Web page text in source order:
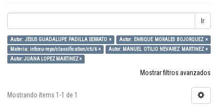
Ir
Autor: JESUS GUADALUPE PADILLA SERRATO ×
Autor: ENRIQUE MORALES BOJORQUEZ ×
Materia: info:eu-repo/classification/cti/6 ×
Autor: MANUEL OTILIO NEVAREZ MARTINEZ ×
Autor: JUANA LOPEZ MARTINEZ ×
Mostrar filtros avanzados
Mostrando ítems 1-1 de 1